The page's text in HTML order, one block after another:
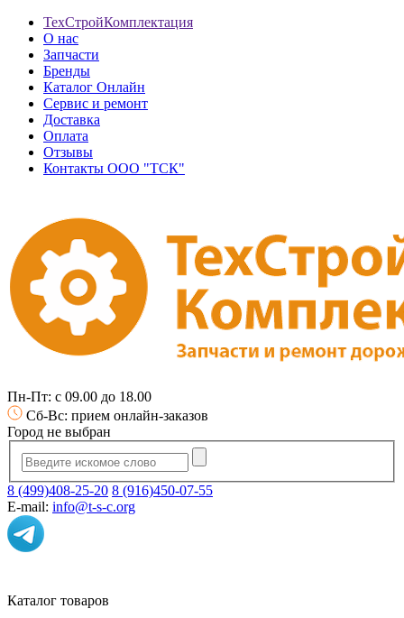
ТехСтройКомплектация
О нас
Запчасти
Бренды
Каталог Онлайн
Сервис и ремонт
Доставка
Оплата
Отзывы
Контакты ООО "ТСК"
Пн-Пт: с 09.00 до 18.00
Сб-Вс: прием онлайн-заказов
Город не выбран
8 (499)408-25-20 8 (916)450-07-55
E-mail: info@t-s-c.org
Каталог товаров